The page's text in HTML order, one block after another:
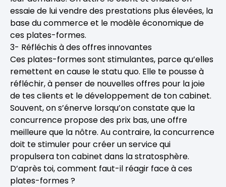
essaie de lui vendre des prestations plus élevées, la
base du commerce et le modèle économique de
ces plates-formes.
3- Réfléchis à des offres innovantes
Ces plates-formes sont stimulantes, parce qu’elles
remettent en cause le statu quo. Elle te pousse à
réfléchir, à penser de nouvelles offres pour la joie
de tes clients et le développement de ton cabinet.
Souvent, on s’énerve lorsqu’on constate que la
concurrence propose des prix bas, une offre
meilleure que la nôtre. Au contraire, la concurrence
doit te stimuler pour créer un service qui
propulsera ton cabinet dans la stratosphère.
D’après toi, comment faut-il réagir face à ces
plates-formes ?